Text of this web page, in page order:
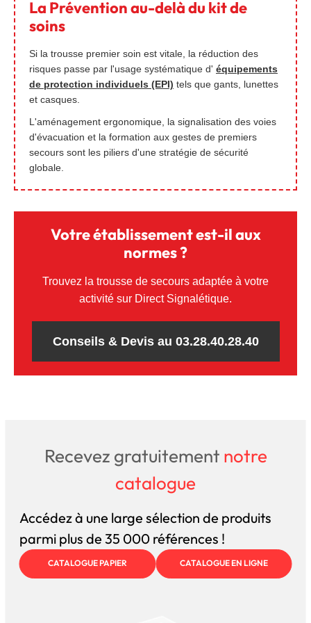
La Prévention au-delà du kit de
soins
Si la trousse premier soin est vitale, la réduction des
risques passe par l'usage systématique d' équipements
de protection individuels (EPI) tels que gants, lunettes
et casques.
L'aménagement ergonomique, la signalisation des voies
d'évacuation et la formation aux gestes de premiers
secours sont les piliers d'une stratégie de sécurité
globale.
Votre établissement est-il aux
normes ?
Trouvez la trousse de secours adaptée à votre
activité sur Direct Signalétique.
Conseils & Devis au 03.28.40.28.40
Recevez gratuitement notre
catalogue
Accédez à une large sélection de produits
parmi plus de 35 000 références !
CATALOGUE PAPIER CATALOGUE EN LIGNE